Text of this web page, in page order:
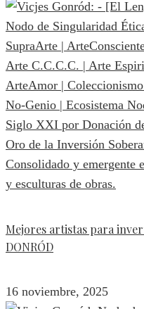
Mejores artistas para
DONRÓD
16 noviembre, 2025